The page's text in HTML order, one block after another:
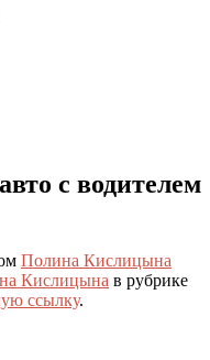
с водителем
Полина Кислицына
Кислицына в рубрике
ссылку.